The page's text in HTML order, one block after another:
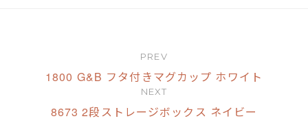
PREV
1800 G&B フタ付きマグカップ ホワイト
NEXT
8673 2段ストレージボックス ネイビー